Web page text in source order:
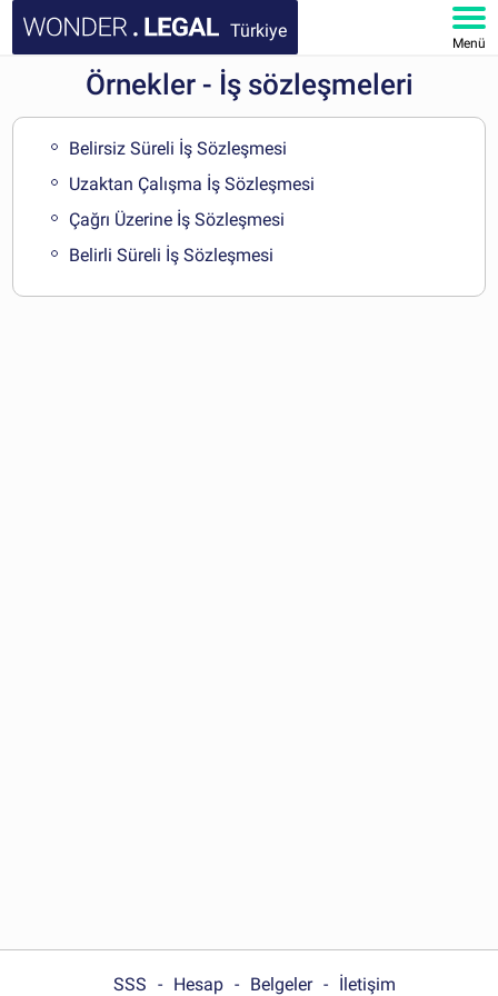
Türkiye
Menü
ANA SAYFA
BELGELER
HESABIM
Örnekler - İş sözleşmeleri
Belirsiz Süreli İş Sözleşmesi
Uzaktan Çalışma İş Sözleşmesi
Çağrı Üzerine İş Sözleşmesi
Belirli Süreli İş Sözleşmesi
SSS Hesap Belgeler İletişim